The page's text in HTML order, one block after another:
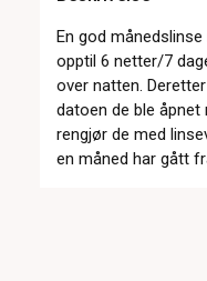
En god
opptil 6 netter/7
over natten.
datoen de ble åpnet
rengjør de med
en måned har gått